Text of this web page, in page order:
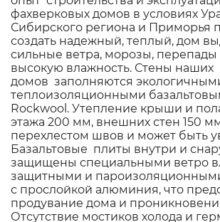
фахверковых домов в условиях
Сибирского региона и Приморья
создать надежный, теплый, дом
сильные ветра, морозы, перепады
высокую влажность. Стены наших
домов заполняются
теплоизоляционными
Rockwool. Утепление крыши и
этажа 200 мм, внешних стен 150
перехлестом швов и может быть
Базальтовые плиты внутри и
защищены специальными ветро
защитными и
с прослойкой алюминия, что
продувание дома и
Отсутствие мостиков холода и